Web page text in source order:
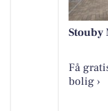
Stouby
Få
bolig ›